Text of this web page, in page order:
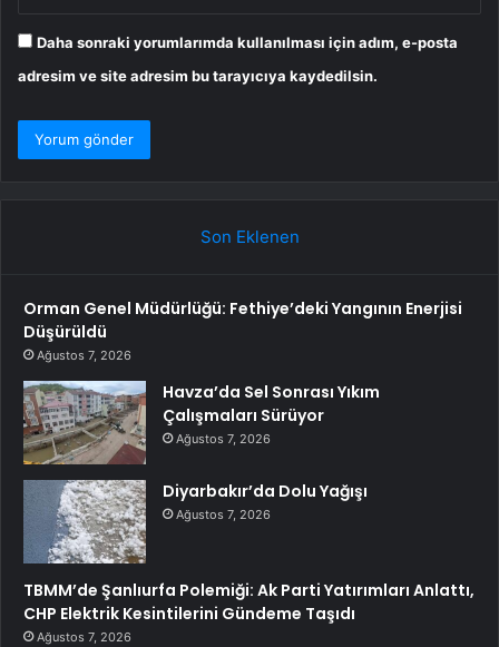
Daha sonraki yorumlarımda kullanılması için adım, e-posta
adresim ve site adresim bu tarayıcıya kaydedilsin.
Son Eklenen
Orman Genel Müdürlüğü: Fethiye’deki Yangının Enerjisi
Düşürüldü
Ağustos 7, 2026
Havza’da Sel Sonrası Yıkım
Çalışmaları Sürüyor
Ağustos 7, 2026
Diyarbakır’da Dolu Yağışı
Ağustos 7, 2026
TBMM’de Şanlıurfa Polemiği: Ak Parti Yatırımları Anlattı,
CHP Elektrik Kesintilerini Gündeme Taşıdı
Ağustos 7, 2026